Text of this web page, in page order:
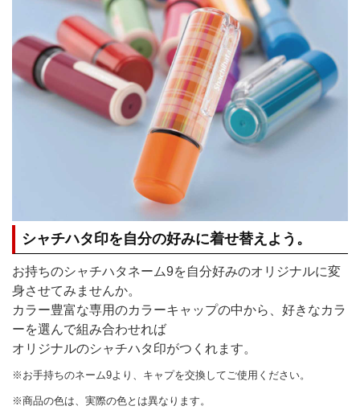
シャチハタ印を自分の好みに着せ替えよう。
お持ちのシャチハタネーム9を自分好みのオリジナルに変
身させてみませんか。
カラー豊富な専用のカラーキャップの中から、好きなカラ
ーを選んで組み合わせれば
オリジナルのシャチハタ印がつくれます。
※お手持ちのネーム9より、キャプを交換してご使用ください。
※商品の色は、実際の色とは異なります。